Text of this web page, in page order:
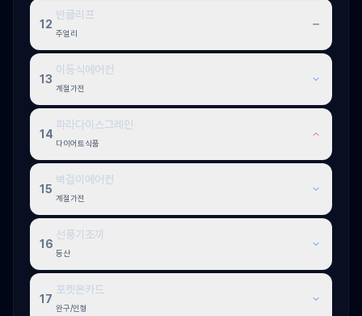
12
반클리프
주얼리
13
이동식에어컨
계절가전
14
파라다이스그레인
다이어트식품
15
벽걸이에어컨
계절가전
16
선풍기조끼
등산
17
포켓몬카드
완구/인형